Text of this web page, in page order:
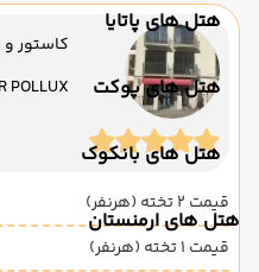
هتل های پاتایا
هتل های پوکت
هتل های بانکوک
هتل های ارمنستان
کاستور
POLLUX
قیمت 2 تخته (هرنفر)
قیمت 1 تخته (هرنفر)